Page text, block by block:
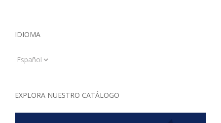
IDIOMA
Idioma
EXPLORA NUESTRO CATÁLOGO